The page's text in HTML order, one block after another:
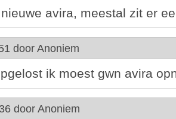
avira, meestal zit er
door Anoniem
ik moest gwn avira
door Anoniem